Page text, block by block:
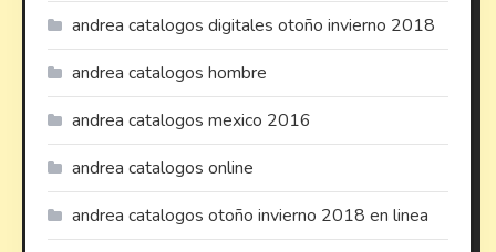
andrea catalogos digitales otoño invierno 2018
andrea catalogos hombre
andrea catalogos mexico 2016
andrea catalogos online
andrea catalogos otoño invierno 2018 en linea